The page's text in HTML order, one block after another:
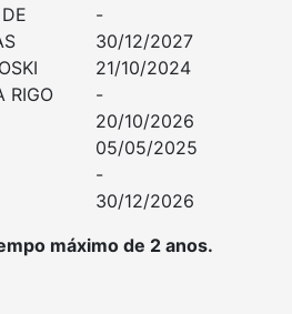
RIGO
-
30/12/2027
21/10/2024
-
20/10/2026
05/05/2025
-
30/12/2026
máximo de 2 anos.